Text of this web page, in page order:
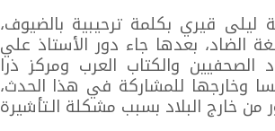
ليلى قيري بكلمة ترحيبية بالضيوف،
الضاد، بعدها جاء دور الأستاذ علي
والكتاب العرب ومركز ذرا
وخارجها للمشاركة في هذا الحدث،
خارج البلاد بسبب مشكلة الـتأشيرة